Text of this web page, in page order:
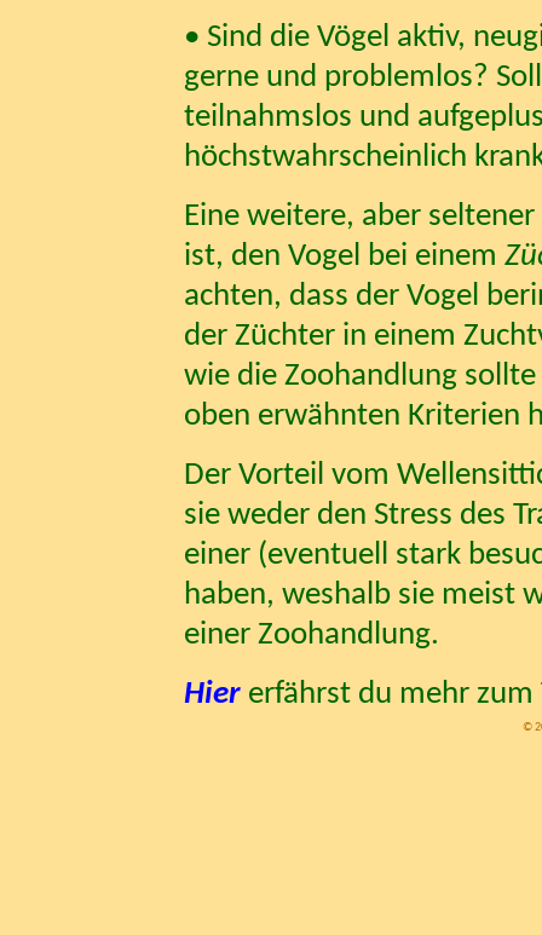
• Sind die Vögel aktiv,
gerne und problemlos?
teilnahmslos und
höchstwahrscheinlich
Eine weitere, aber
ist, den Vogel bei einem
achten, dass der Vogel
der Züchter in einem
wie die Zoohandlung
oben erwähnten Kriterien
Der Vorteil vom
sie weder den Stress des
einer (eventuell stark
haben, weshalb sie meist
einer Zoohandlung.
Hier erfährst du mehr
©